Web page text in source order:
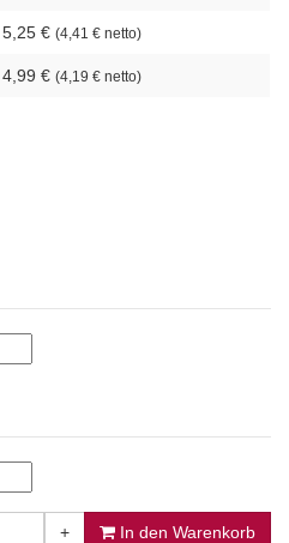
5,25 € (4,41 € netto)
4,99 € (4,19 € netto)
+ In den Warenkorb